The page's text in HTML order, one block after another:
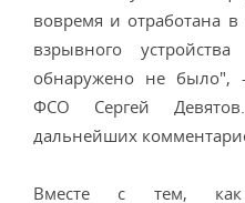
вовремя и отработана
взрывного
обнаружено не было",
ФСО Сергей
дальнейших
Вместе с тем,